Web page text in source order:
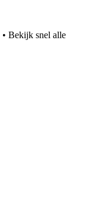
• Bekijk snel alle